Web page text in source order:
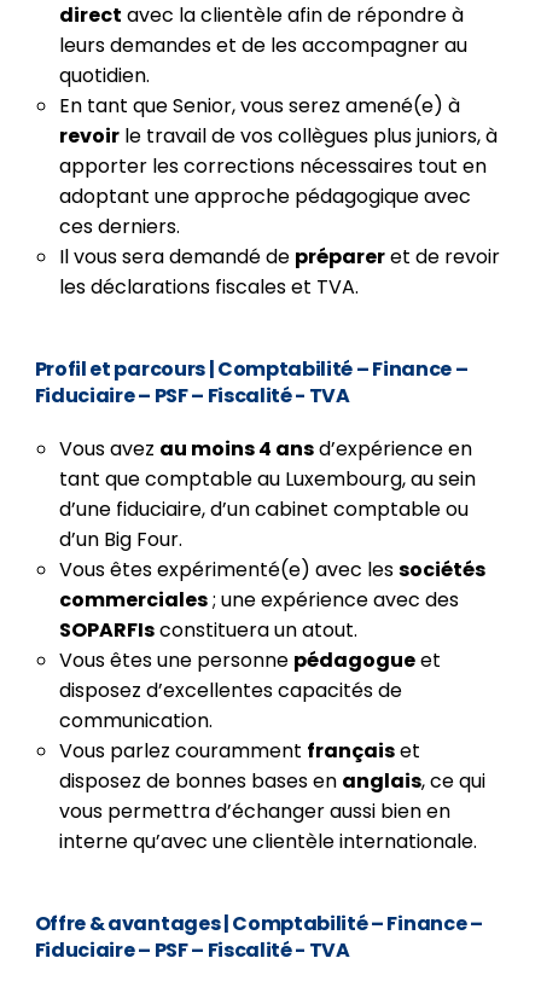
direct avec la clientèle afin de répondre à
leurs demandes et de les accompagner au
quotidien.
En tant que Senior, vous serez amené(e) à
revoirle travail de vos collègues plus juniors, à
apporter les corrections nécessaires tout en
adoptant une approche pédagogique avec
ces derniers.
Il vous sera demandé de prépareret de revoir
les déclarations fiscales et TVA.
Profil et parcours| Comptabilité – Finance –
Fiduciaire – PSF – Fiscalité - TVA
Vous avez au moins 4 ansd’expérience en
tant que comptable au Luxembourg, au sein
d’une fiduciaire, d’un cabinet comptable ou
d’un Big Four.
Vous êtes expérimenté(e) avec lessociétés
commerciales; une expérience avec des
SOPARFIsconstituera un atout.
Vous êtes une personne pédagogueet
disposez d’excellentes capacités de
communication.
Vous parlez couramment françaiset
disposez de bonnes bases en anglais, ce qui
vous permettra d’échanger aussi bien en
interne qu’avec une clientèle internationale.
Offre & avantages| Comptabilité – Finance –
Fiduciaire – PSF – Fiscalité - TVA